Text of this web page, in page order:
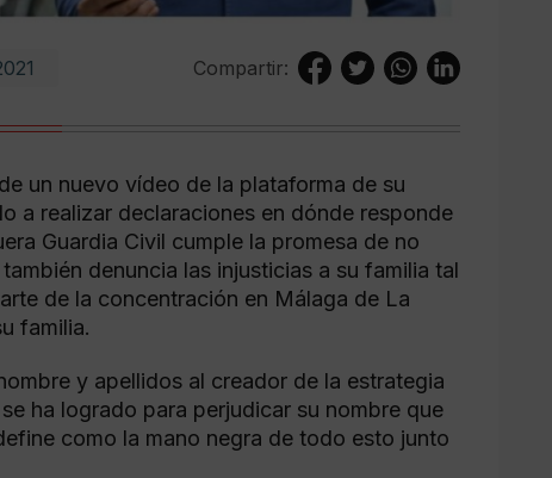
Compartir:
un nuevo vídeo de la plataforma de su
a realizar declaraciones en dónde responde
Guardia Civil cumple la promesa de no
denuncia las injusticias a su familia tal
de la concentración en Málaga de La
familia.
y apellidos al creador de la estrategia
ha logrado para perjudicar su nombre que
como la mano negra de todo esto junto